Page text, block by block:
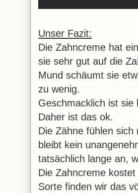
Unser Fazit:
Die Zahncreme hat
sie sehr gut auf die
Mund schäumt sie
zu wenig.
Geschmacklich ist
Daher ist das ok.
Die Zähne fühlen
bleibt kein
tatsächlich lange an,
Die Zahncreme
Sorte finden wir das